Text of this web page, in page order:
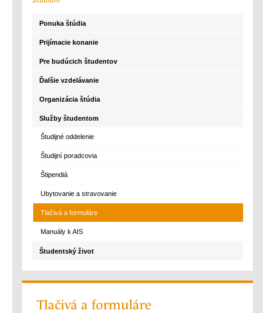
Ponuka štúdia
Prijímacie konanie
Pre budúcich študentov
Ďalšie vzdelávanie
Organizácia štúdia
Služby študentom
Študijné oddelenie
Študijní poradcovia
Štipendiá
Ubytovanie a stravovanie
Tlačivá a formuláre
Manuály k AIS
Študentský život
Tlačivá a formuláre